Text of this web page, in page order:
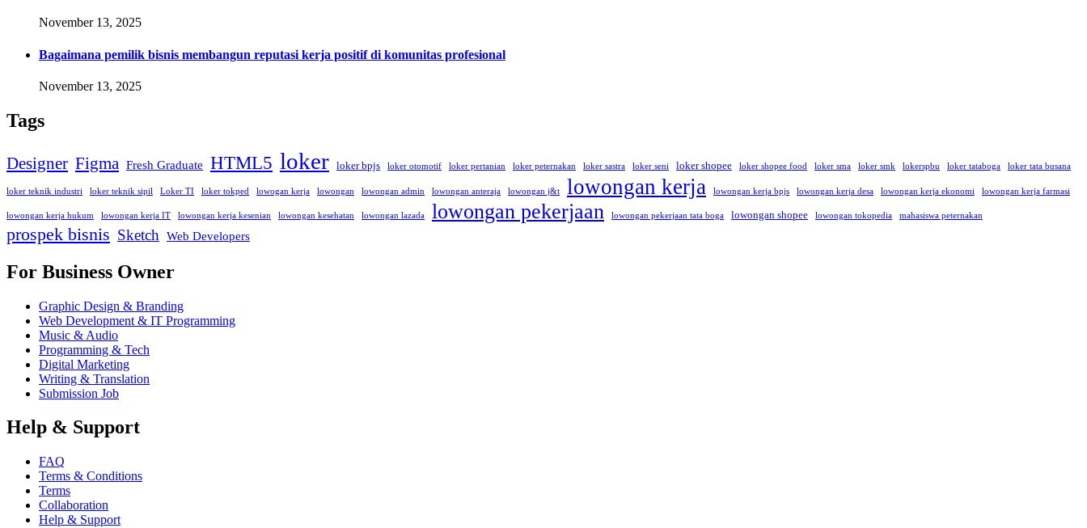
November 13, 2025
Bagaimana pemilik bisnis membangun reputasi kerja positif di komunitas profesional
November 13, 2025
Tags
Designer Figma Fresh Graduate HTML5 loker loker bpjs loker otomotif loker pertanian loker peternakan loker sastra loker seni loker shopee loker shopee food loker sma loker smk lokerspbu loker tataboga loker tata busana
loker teknik industri loker teknik sipil Loker TI loker tokped lowogan kerja lowongan lowongan admin lowongan anteraja lowongan j&t lowongan kerja lowongan kerja bpjs lowongan kerja desa lowongan kerja ekonomi lowongan kerja farmasi
lowongan kerja hukum lowongan kerja IT lowongan kerja kesenian lowongan kesehatan lowongan lazada lowongan pekerjaan lowongan pekerjaan tata boga lowongan shopee lowongan tokopedia mahasiswa peternakan
prospek bisnis Sketch Web Developers
For Business Owner
Graphic Design & Branding
Web Development & IT Programming
Music & Audio
Programming & Tech
Digital Marketing
Writing & Translation
Submission Job
Help & Support
FAQ
Terms & Conditions
Terms
Collaboration
Help & Support